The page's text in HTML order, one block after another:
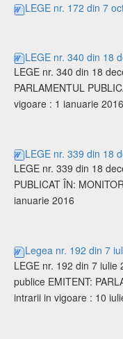
LEGE nr. 172 din 7
LEGE nr. 340 din 18
LEGE nr. 340 din 18
PARLAMENTUL
vigoare : 1 ianuarie 2016
LEGE nr. 339 din 18
LEGE nr. 339 din 18
PUBLICAT ÎN:
ianuarie 2016
Legea nr. 192 din 7
LEGE nr. 192 din 7
publice EMITENT:
intrarii in vigoare : 10